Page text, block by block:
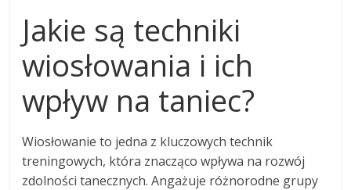
Jakie są techniki
wiosłowania i ich
wpływ na taniec?
Wiosłowanie to jedna z kluczowych technik
treningowych, która znacząco wpływa na rozwój
zdolności tanecznych. Angażuje różnorodne grupy